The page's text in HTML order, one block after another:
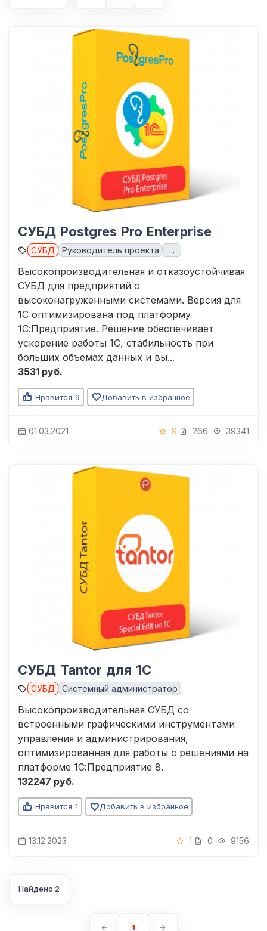
СУБД Postgres Pro Enterprise
СУБД Руководитель проекта ...
Высокопроизводительная и отказоустойчивая
СУБД для предприятий с
высоконагруженными системами. Версия для
1С оптимизирована под платформу
1С:Предприятие. Решение обеспечивает
ускорение работы 1С, стабильность при
больших объемах данных и вы...
3531 руб.
Нравится 9 Добавить в избранное
01.03.2021 9 266 39341
СУБД Tantor для 1С
СУБД Системный администратор
Высокопроизводительная СУБД со
встроенными графическими инструментами
управления и администрирования,
оптимизированная для работы с решениями на
платформе 1С:Предприятие 8.
132247 руб.
Нравится 1 Добавить в избранное
13.12.2023 1 0 9156
Найдено 2
1